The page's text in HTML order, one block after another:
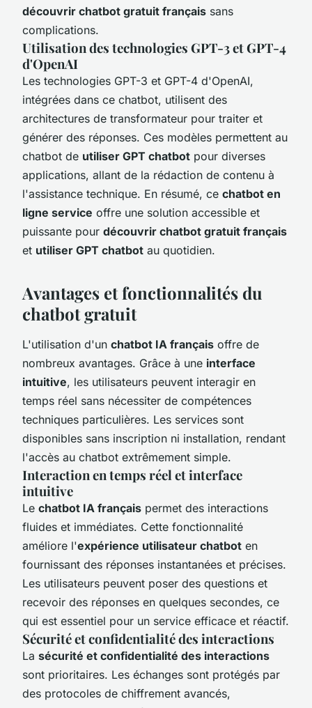
découvrir chatbot gratuit français sans
complications.
Utilisation des technologies GPT-3 et GPT-4
d'OpenAI
Les technologies GPT-3 et GPT-4 d'OpenAI,
intégrées dans ce chatbot, utilisent des
architectures de transformateur pour traiter et
générer des réponses. Ces modèles permettent au
chatbot de utiliser GPT chatbot pour diverses
applications, allant de la rédaction de contenu à
l'assistance technique. En résumé, ce chatbot en
ligne service offre une solution accessible et
puissante pour découvrir chatbot gratuit français
et utiliser GPT chatbot au quotidien.
Avantages et fonctionnalités du
chatbot gratuit
L'utilisation d'un chatbot IA français offre de
nombreux avantages. Grâce à une interface
intuitive, les utilisateurs peuvent interagir en
temps réel sans nécessiter de compétences
techniques particulières. Les services sont
disponibles sans inscription ni installation, rendant
l'accès au chatbot extrêmement simple.
Interaction en temps réel et interface
intuitive
Le chatbot IA français permet des interactions
fluides et immédiates. Cette fonctionnalité
améliore l'expérience utilisateur chatbot en
fournissant des réponses instantanées et précises.
Les utilisateurs peuvent poser des questions et
recevoir des réponses en quelques secondes, ce
qui est essentiel pour un service efficace et réactif.
Sécurité et confidentialité des interactions
La sécurité et confidentialité des interactions
sont prioritaires. Les échanges sont protégés par
des protocoles de chiffrement avancés,